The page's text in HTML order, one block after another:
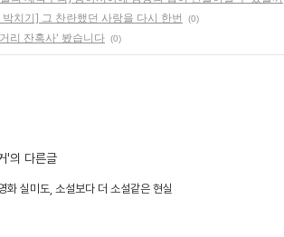
박치기] 그 찬란했던 사랑을 다시 한번 (0)
리 잔혹사' 봤습니다 (0)
'의 다른글
화 실미도, 소설보다 더 소설같은 현실